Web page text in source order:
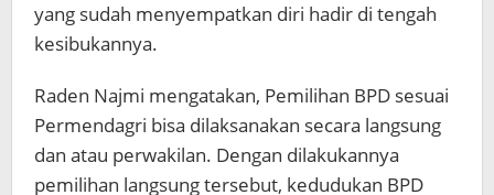
yang sudah menyempatkan diri hadir di tengah
kesibukannya.
Raden Najmi mengatakan, Pemilihan BPD sesuai
Permendagri bisa dilaksanakan secara langsung
dan atau perwakilan. Dengan dilakukannya
pemilihan langsung tersebut, kedudukan BPD